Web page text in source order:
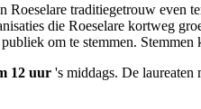
traditiegetrouw even
die Roeselare kortweg
om te stemmen.
12 uur 's middags. De laureaten